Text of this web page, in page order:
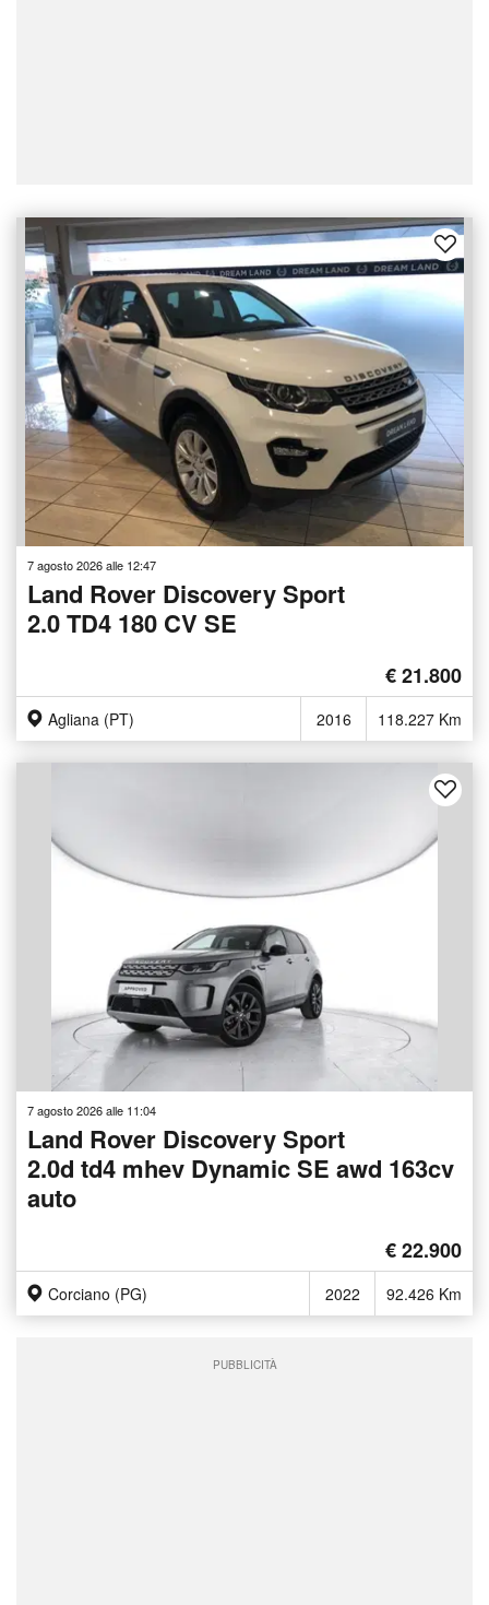
7 agosto 2026 alle 12:47
Land Rover Discovery Sport
2.0 TD4 180 CV SE
€ 21.800
Agliana (PT) 2016 118.227 Km
7 agosto 2026 alle 11:04
Land Rover Discovery Sport
2.0d td4 mhev Dynamic SE awd 163cv
auto
€ 22.900
Corciano (PG) 2022 92.426 Km
PUBBLICITÀ